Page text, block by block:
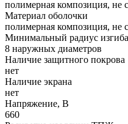
полимерная композиция, не
Материал оболочки
полимерная композиция, не
Минимальный радиус изгиба
8 наружных диаметров
Наличие защитного покрова
нет
Наличие экрана
нет
Напряжение, В
660